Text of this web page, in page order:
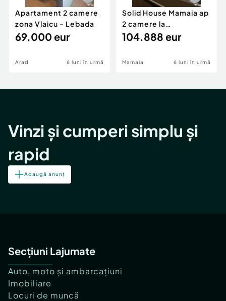
Apartament 2 camere
zona Vlaicu - Lebada
69.000 eur
Arad 6 luni în urmă
Solid House Mamaia ap
2 camere la
cheie,langa Mega
104.888 eur
Mamaia 6 luni în urmă
Vinzi și cumperi simplu și
rapid
Adaugă anunț
Secțiuni Lajumate
Auto, moto și ambarcațiuni
Imobiliare
Locuri de muncă